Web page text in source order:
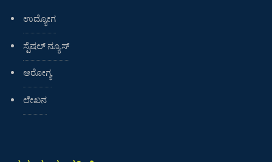
ಉದ್ಯೋಗ
ಸ್ಪೆಷಲ್ ನ್ಯೂಸ್
ಆರೋಗ್ಯ
ಲೇಖನ